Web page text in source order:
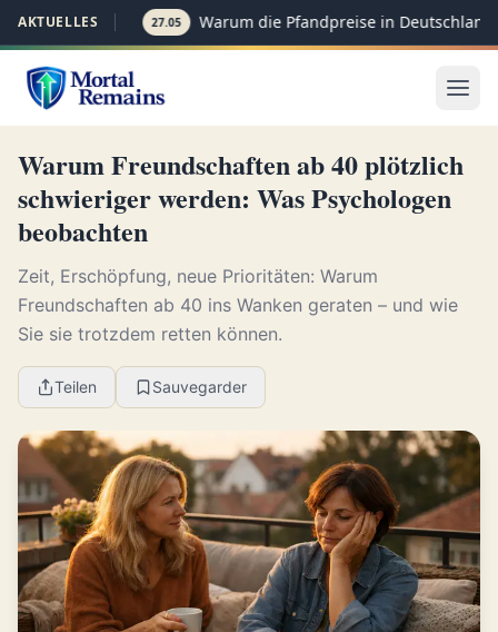
AKTUELLES 27.05 Warum die Pfandpreise in
Warum Freundschaften ab 40 plötzlich
schwieriger werden: Was Psychologen
beobachten
Zeit, Erschöpfung, neue Prioritäten: Warum
Freundschaften ab 40 ins Wanken geraten – und wie
Sie sie trotzdem retten können.
Teilen Sauvegarder